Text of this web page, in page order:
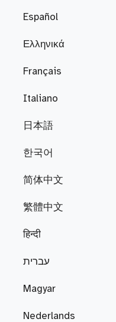
Español
Ελληνικά
Français
Italiano
日本語
한국어
简体中文
繁體中文
हिन्दी
עברית
Magyar
Nederlands